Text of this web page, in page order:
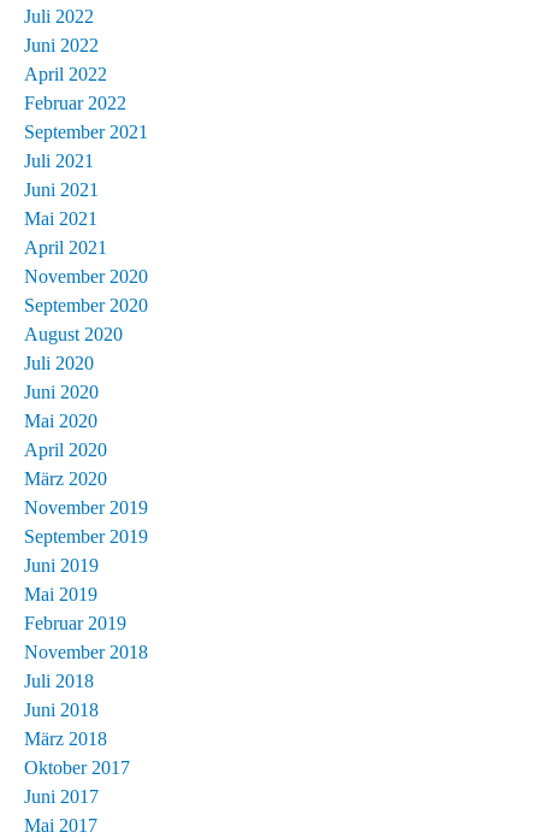
Juli 2022
Juni 2022
April 2022
Februar 2022
September 2021
Juli 2021
Juni 2021
Mai 2021
April 2021
November 2020
September 2020
August 2020
Juli 2020
Juni 2020
Mai 2020
April 2020
März 2020
November 2019
September 2019
Juni 2019
Mai 2019
Februar 2019
November 2018
Juli 2018
Juni 2018
März 2018
Oktober 2017
Juni 2017
Mai 2017